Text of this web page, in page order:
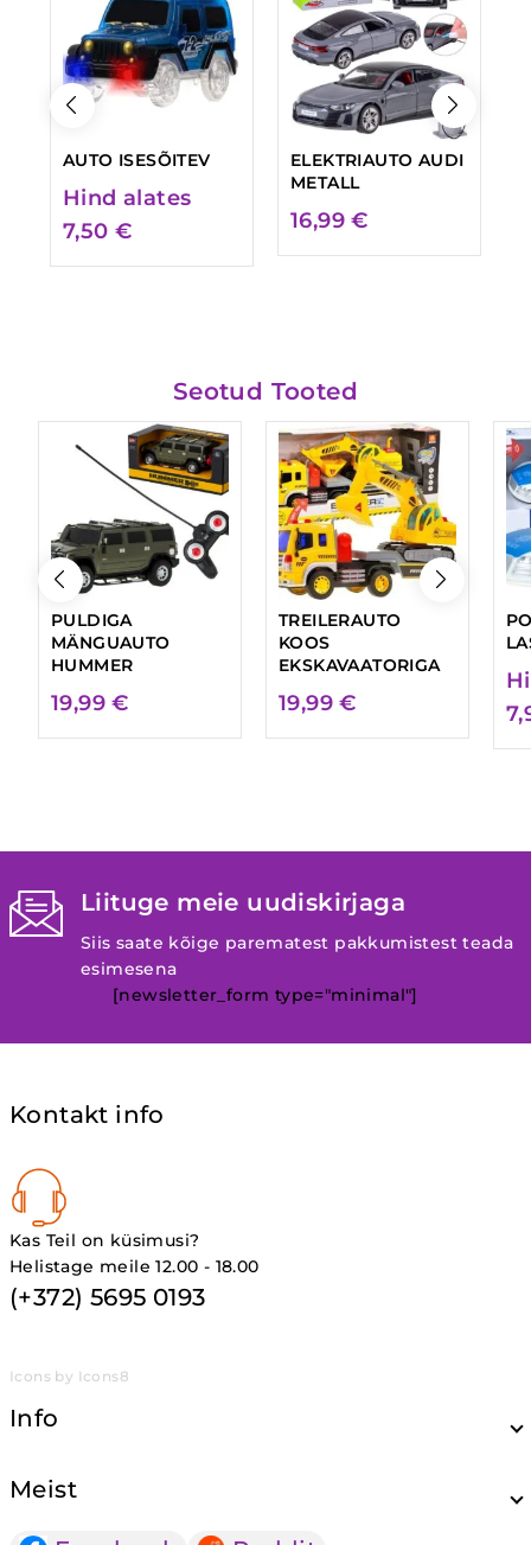
AUTO ISESÕITEV
Hind alates
7,50 €
ELEKTRIAUTO AUDI
METALL
16,99€
Seotud Tooted
PULDIGA
MÄNGUAUTO
HUMMER
19,99€
TREILERAUTO
KOOS
EKSKAVAATORIGA
19,99€
Liituge meie uudiskirjaga
Siis saate kõige parematest pakkumistest teada
esimesena
[newsletter_form type="minimal"]
Kontakt info
Kas Teil on küsimusi?
Helistage meile 12.00 - 18.00
(+372) 5695 0193
Icons by Icons8
Info
Meist